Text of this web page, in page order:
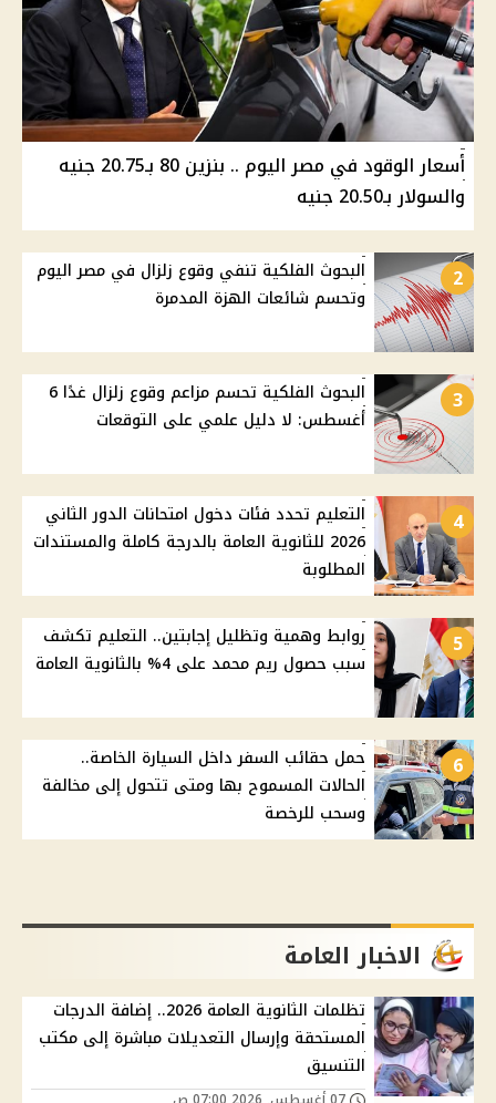
أسعار الوقود في مصر اليوم .. بنزين 80 بـ20.75 جنيه
والسولار بـ20.50 جنيه
2
البحوث الفلكية تنفي وقوع زلزال في مصر اليوم
وتحسم شائعات الهزة المدمرة
3
البحوث الفلكية تحسم مزاعم وقوع زلزال غدًا 6
أغسطس: لا دليل علمي على التوقعات
4
التعليم تحدد فئات دخول امتحانات الدور الثاني
2026 للثانوية العامة بالدرجة كاملة والمستندات
المطلوبة
5
روابط وهمية وتظليل إجابتين.. التعليم تكشف
سبب حصول ريم محمد على 4% بالثانوية العامة
6
حمل حقائب السفر داخل السيارة الخاصة..
الحالات المسموح بها ومتى تتحول إلى مخالفة
وسحب للرخصة
الاخبار العامة
تظلمات الثانوية العامة 2026.. إضافة الدرجات
المستحقة وإرسال التعديلات مباشرة إلى مكتب
التنسيق